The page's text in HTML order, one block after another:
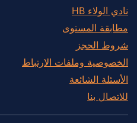
نادي الولاء HB
مطابقة المستوى
شروط الحجز
الخصوصية وملفات الارتباط
الأسئلة الشائعة
للاتصال بنا